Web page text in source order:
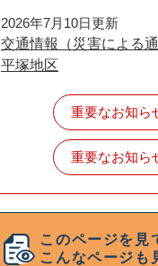
2026年7月10日更新
交通情報（災害による通
平塚地区
重要なお知ら
重要なお知ら
このページを見
こんなページも